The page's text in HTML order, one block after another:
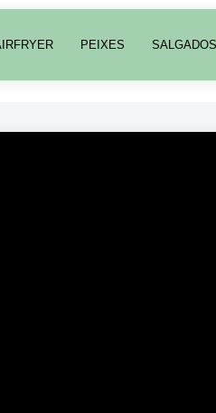
PEIXES SALGADOS